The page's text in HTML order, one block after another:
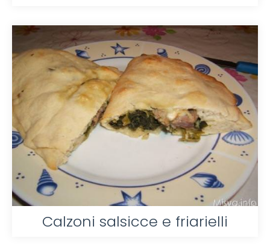
Calzoni salsicce e friarielli